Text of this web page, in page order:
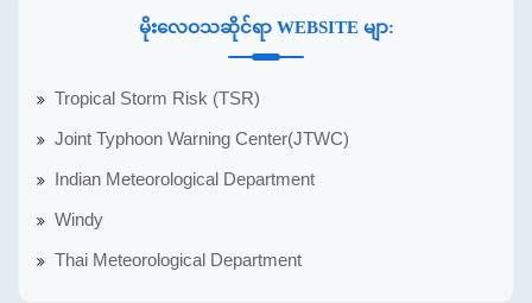
မိုးလေဝသဆိုင်ရာ WEBSITE မျာ:
Tropical Storm Risk (TSR)
Joint Typhoon Warning Center(JTWC)
Indian Meteorological Department
Windy
Thai Meteorological Department